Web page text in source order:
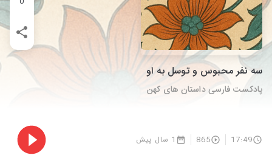
سه نفر محبوس و توسل به او
پادکست فارسی داستان های کهن
17:49
865 1 سال پیش